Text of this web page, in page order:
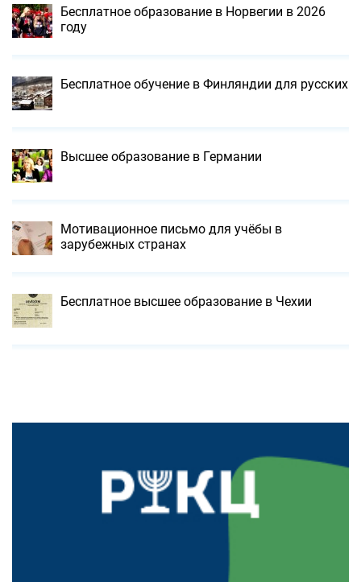
Бесплатное образование в Норвегии в 2026
году
Бесплатное обучение в Финляндии для русских
Высшее образование в Германии
Мотивационное письмо для учёбы в
зарубежных странах
Бесплатное высшее образование в Чехии